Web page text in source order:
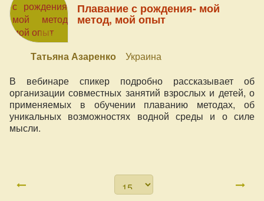
Плавание с рождения- мой
метод, мой опыт
Татьяна Азаренко
Украина
В вебинаре спикер подробно рассказывает об
организации совместных занятий взрослых и детей, о
применяемых в обучении плаванию методах, об
уникальных возможностях водной среды и о силе
мысли.